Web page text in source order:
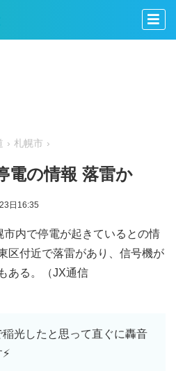
札幌市
電の情報 落雷か
日16:35
内で停電が起きているとの情
区付近で落雷があり、信号機が
ある。（JX通信
光したと思って直ぐに轟音